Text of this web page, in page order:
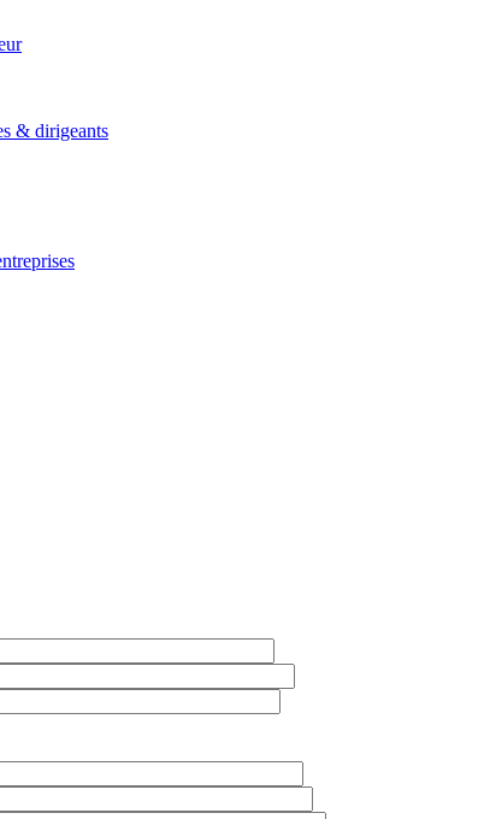
& dirigeants